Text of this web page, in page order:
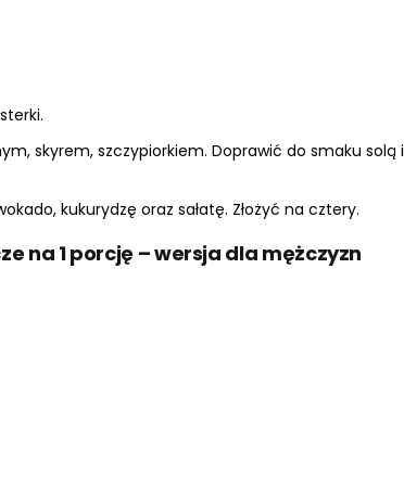
skyrem, szczypiorkiem. Doprawić do smaku solą i
kukurydzę oraz sałatę. Złożyć na cztery.
na 1 porcję – wersja dla mężczyzn